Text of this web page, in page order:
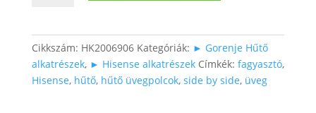
fagyasztóba
alsó)
mennyiség
Cikkszám: HK2006906 Kategóriák: ► Gorenje Hűtő
alkatrészek, ► Hisense alkatrészek Címkék: fagyasztó,
Hisense, hűtő, hűtő üvegpolcok, side by side, üveg